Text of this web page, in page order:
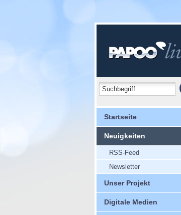
Startseite
Neuigkeiten
RSS-Feed
Newsletter
Unser Projekt
Digitale Medien